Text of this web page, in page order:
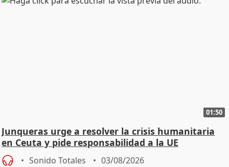
01:50
Junqueras urge a resolver la crisis humanitaria
en Ceuta y pide responsabilidad a la UE
Sonido Totales 03/08/2026